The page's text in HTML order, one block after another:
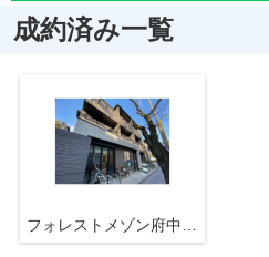
成約済み一覧